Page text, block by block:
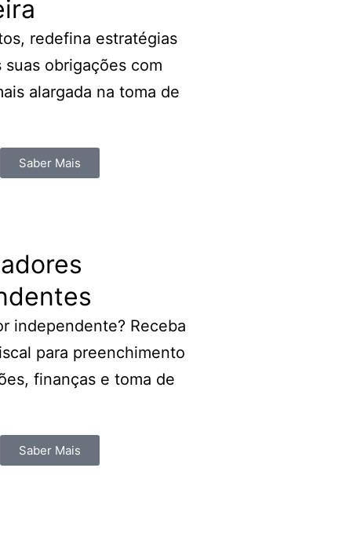
redefina estratégias
suas obrigações com
alargada na toma de
Saber Mais
independente? Receba
para preenchimento
finanças e toma de
Saber Mais